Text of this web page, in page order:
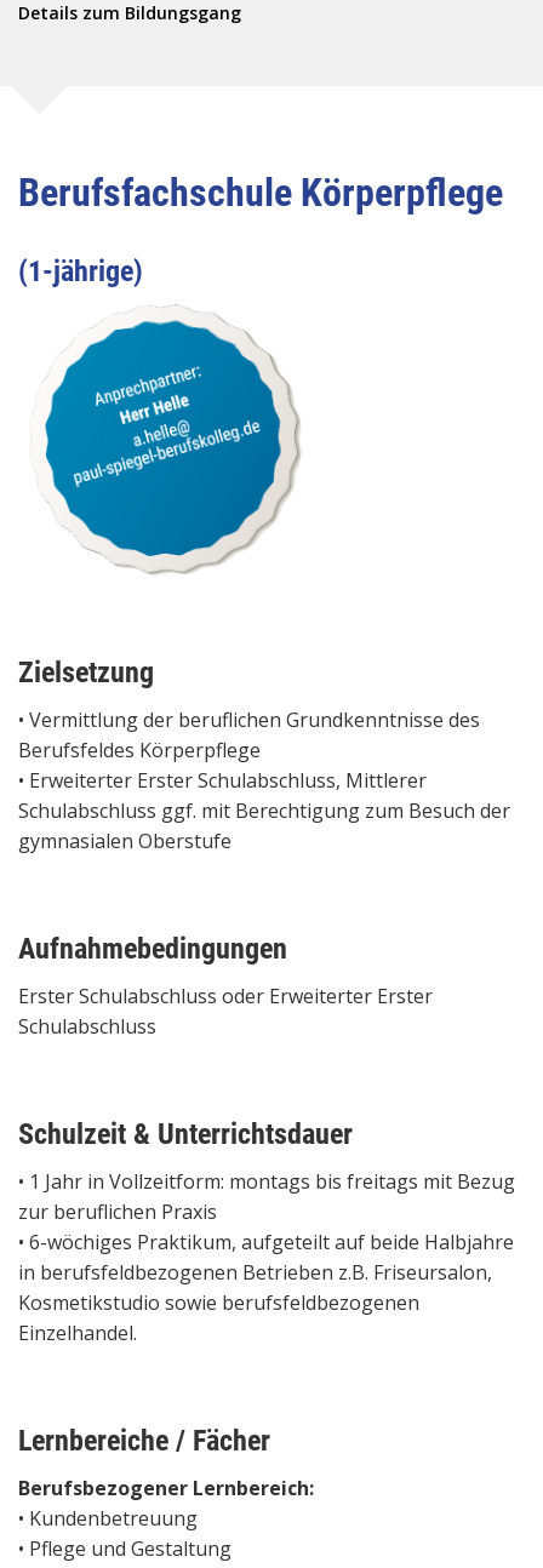
Details zum Bildungsgang
Berufsfachschule Körperpflege
(1-jährige)
Zielsetzung
• Vermittlung der beruflichen Grundkenntnisse des
Berufsfeldes Körperpflege
• Erweiterter Erster Schulabschluss, Mittlerer
Schulabschluss ggf. mit Berechtigung zum Besuch der
gymnasialen Oberstufe
Aufnahmebedingungen
Erster Schulabschluss oder Erweiterter Erster
Schulabschluss
Schulzeit & Unterrichtsdauer
• 1 Jahr in Vollzeitform: montags bis freitags mit Bezug
zur beruflichen Praxis
• 6-wöchiges Praktikum, aufgeteilt auf beide Halbjahre
in berufsfeldbezogenen Betrieben z.B. Friseursalon,
Kosmetikstudio sowie berufsfeldbezogenen
Einzelhandel.
Lernbereiche / Fächer
Berufsbezogener Lernbereich:
• Kundenbetreuung
• Pflege und Gestaltung